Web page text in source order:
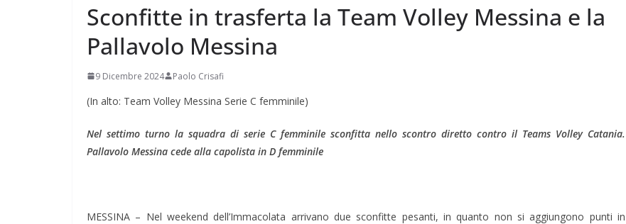
Sconfitte in trasferta la Team Volley Messina e la
Pallavolo Messina
9 Dicembre 2024 Paolo Crisafi
(In alto: Team Volley Messina Serie C femminile)
Nel settimo turno la squadra di serie C femminile sconfitta nello scontro diretto contro il Teams Volley Catania.
Pallavolo Messina cede alla capolista in D femminile
MESSINA – Nel weekend dell’Immacolata arrivano due sconfitte pesanti, in quanto non si aggiungono punti in